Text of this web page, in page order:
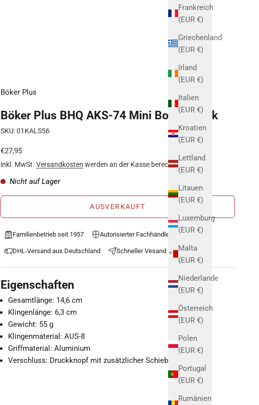
Frankreich
(EUR €)
Griechenland
(EUR €)
Irland
(EUR €)
Italien
(EUR €)
Kroatien
(EUR €)
Lettland
(EUR €)
Litauen
(EUR €)
Luxemburg
(EUR €)
Malta
(EUR €)
Niederlande
(EUR €)
Österreich
(EUR €)
Polen
(EUR €)
Portugal
(EUR €)
Rumänien
Böker Plus
Böker Plus BHQ AKS-74 Mini Bowie Black
SKU: 01KALS56
Angebot
€27,95
inkl. MwSt. Versandkosten werden an der Kasse berechnet
Nicht auf Lager
AUSVERKAUFT
Familienbetrieb seit 1957 Autorisierter Fachhändler
DHL-Versand aus Deutschland Schneller Vesand
Eigenschaften
Gesamtlänge: 14,6 cm
Klingenlänge: 6,3 cm
Gewicht: 55 g
Klingenmaterial: AUS-8
Griffmaterial: Aluminium
Verschluss: Druckknopf mit zusätzlicher Schiebesicherung